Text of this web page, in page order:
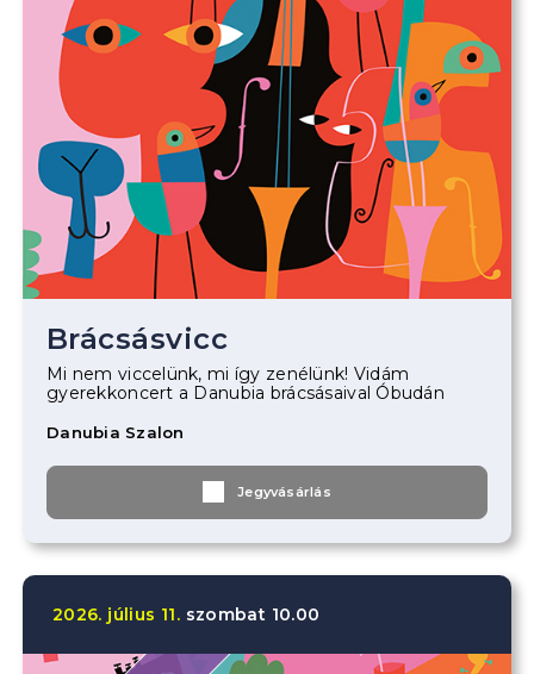
Brácsásvicc
Mi nem viccelünk, mi így zenélünk! Vidám
gyerekkoncert a Danubia brácsásaival Óbudán
Danubia Szalon
Jegyvásárlás
2026. július 11. szombat 10.00